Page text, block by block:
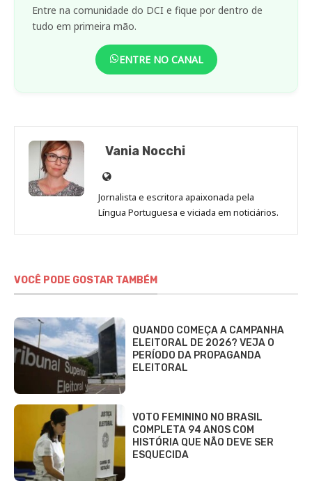
Entre na comunidade do DCI e fique por dentro de
tudo em primeira mão.
ENTRE NO CANAL
Vania Nocchi
Site
de
Vania
Jornalista e escritora apaixonada pela
Língua Portuguesa e viciada em noticiários.
VOCÊ PODE GOSTAR TAMBÉM
QUANDO COMEÇA A CAMPANHA
ELEITORAL DE 2026? VEJA O
PERÍODO DA PROPAGANDA
ELEITORAL
VOTO FEMININO NO BRASIL
COMPLETA 94 ANOS COM
HISTÓRIA QUE NÃO DEVE SER
ESQUECIDA